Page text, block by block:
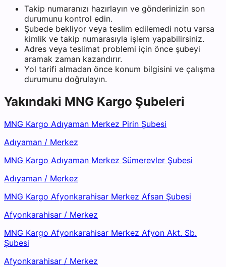
Takip numaranızı hazırlayın ve gönderinizin son
durumunu kontrol edin.
Şubede bekliyor veya teslim edilemedi notu varsa
kimlik ve takip numarasıyla işlem yapabilirsiniz.
Adres veya teslimat problemi için önce şubeyi
aramak zaman kazandırır.
Yol tarifi almadan önce konum bilgisini ve çalışma
durumunu doğrulayın.
Yakındaki MNG Kargo Şubeleri
MNG Kargo Adıyaman Merkez Pirin Şubesi
Adıyaman / Merkez
MNG Kargo Adıyaman Merkez Sümerevler Şubesi
Adıyaman / Merkez
MNG Kargo Afyonkarahisar Merkez Afsan Şubesi
Afyonkarahisar / Merkez
MNG Kargo Afyonkarahisar Merkez Afyon Akt. Sb.
Şubesi
Afyonkarahisar / Merkez